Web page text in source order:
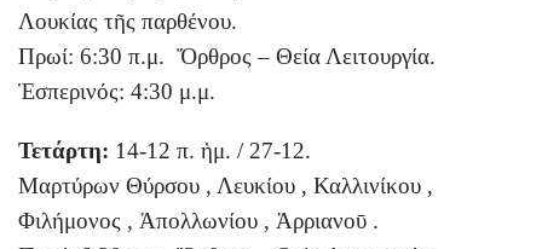
Λουκίας τῆς παρθένου.
Πρωί: 6:30 π.μ. Ὄρθρος – Θεία Λειτουργία.
Ἑσπερινός: 4:30 μ.μ.
Τετάρτη: 14-12 π. ἡμ. / 27-12.
Μαρτύρων Θύρσου , Λευκίου , Καλλινίκου ,
Φιλήμονος , Ἀπολλωνίου , Ἀρριανοῡ .